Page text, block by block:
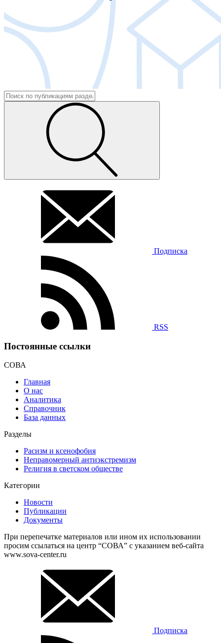
Подписка
RSS
Постоянные ссылки
СОВА
Главная
О нас
Аналитика
Справочник
База данных
Разделы
Расизм и ксенофобия
Неправомерный антиэкстремизм
Религия в светском обществе
Категории
Новости
Публикации
Документы
При перепечатке материалов или ином их использовании
просим ссылаться на центр “СОВА” с указанием веб-сайта
www.sova-center.ru
Подписка